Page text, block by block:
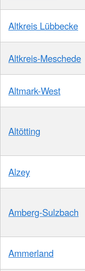
Altkreis Lübbecke
Altkreis-Meschede
Altmark-West
Altötting
Alzey
Amberg-Sulzbach
Ammerland